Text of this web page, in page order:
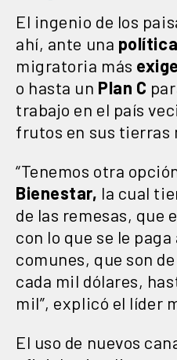
El ingenio de los
ahí, ante una política
migratoria más
o hasta un Plan C
trabajo en el país
frutos en sus tierras
“Tenemos otra
Bienestar, la cual
de las remesas, que
con lo que se le paga
comunes, que son
cada mil dólares,
mil”, explicó el líder
El uso de nuevos